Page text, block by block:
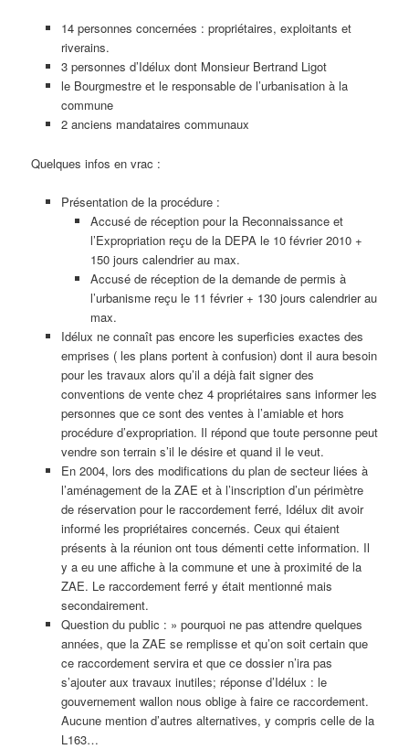
14 personnes concernées : propriétaires, exploitants et
riverains.
3 personnes d’Idélux dont Monsieur Bertrand Ligot
le Bourgmestre et le responsable de l’urbanisation à la
commune
2 anciens mandataires communaux
Quelques infos en vrac :
Présentation de la procédure :
Accusé de réception pour la Reconnaissance et
l’Expropriation reçu de la DEPA le 10 février 2010 +
150 jours calendrier au max.
Accusé de réception de la demande de permis à
l’urbanisme reçu le 11 février + 130 jours calendrier au
max.
Idélux ne connaît pas encore les superficies exactes des
emprises ( les plans portent à confusion) dont il aura besoin
pour les travaux alors qu’il a déjà fait signer des
conventions de vente chez 4 propriétaires sans informer les
personnes que ce sont des ventes à l’amiable et hors
procédure d’expropriation. Il répond que toute personne peut
vendre son terrain s’il le désire et quand il le veut.
En 2004, lors des modifications du plan de secteur liées à
l’aménagement de la ZAE et à l’inscription d’un périmètre
de réservation pour le raccordement ferré, Idélux dit avoir
informé les propriétaires concernés. Ceux qui étaient
présents à la réunion ont tous démenti cette information. Il
y a eu une affiche à la commune et une à proximité de la
ZAE. Le raccordement ferré y était mentionné mais
secondairement.
Question du public : » pourquoi ne pas attendre quelques
années, que la ZAE se remplisse et qu’on soit certain que
ce raccordement servira et que ce dossier n’ira pas
s’ajouter aux travaux inutiles; réponse d’Idélux : le
gouvernement wallon nous oblige à faire ce raccordement.
Aucune mention d’autres alternatives, y compris celle de la
L163…